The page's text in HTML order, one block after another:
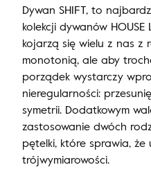
Dywan SHIFT, to
kolekcji dywanów HOUSE
kojarzą się wielu z nas z
monotonią, ale aby
porządek wystarczy
nieregularności:
symetrii. Dodatkowym
zastosowanie dwóch
pętelki, które sprawia, że
trójwymiarowości.